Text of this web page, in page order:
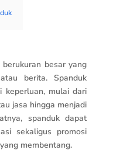
besar yang
berita. Spanduk
keperluan, mulai dari
jasa hingga menjadi
spanduk dapat
sekaligus promosi
membentang.